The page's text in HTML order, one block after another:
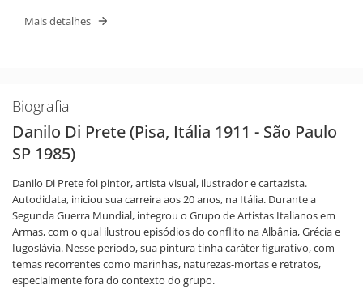
Mais detalhes
Biografia
Danilo Di Prete (Pisa, Itália 1911 - São Paulo
SP 1985)
Danilo Di Prete foi pintor, artista visual, ilustrador e cartazista.
Autodidata, iniciou sua carreira aos 20 anos, na Itália. Durante a
Segunda Guerra Mundial, integrou o Grupo de Artistas Italianos em
Armas, com o qual ilustrou episódios do conflito na Albânia, Grécia e
Iugoslávia. Nesse período, sua pintura tinha caráter figurativo, com
temas recorrentes como marinhas, naturezas-mortas e retratos,
especialmente fora do contexto do grupo.